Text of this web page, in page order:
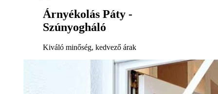
Árnyékolás Páty -
Szúnyogháló
Kiváló minőség, kedvező árak